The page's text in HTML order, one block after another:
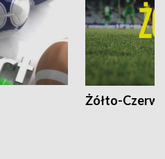
Żółto-